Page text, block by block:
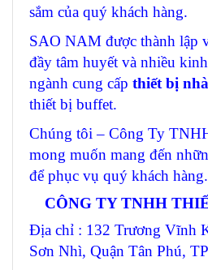
sắm của quý khách hàng.
SAO NAM được thành lập
đầy tâm huyết và nhiều
ngành cung cấp thiết bị
thiết bị buffet.
Chúng tôi – Công Ty
mong muốn mang đến
để phục vụ quý khách hàng.
CÔNG TY TNHH
Địa chỉ : 132 Trương Vĩnh
Sơn Nhì, Quận Tân Phú,